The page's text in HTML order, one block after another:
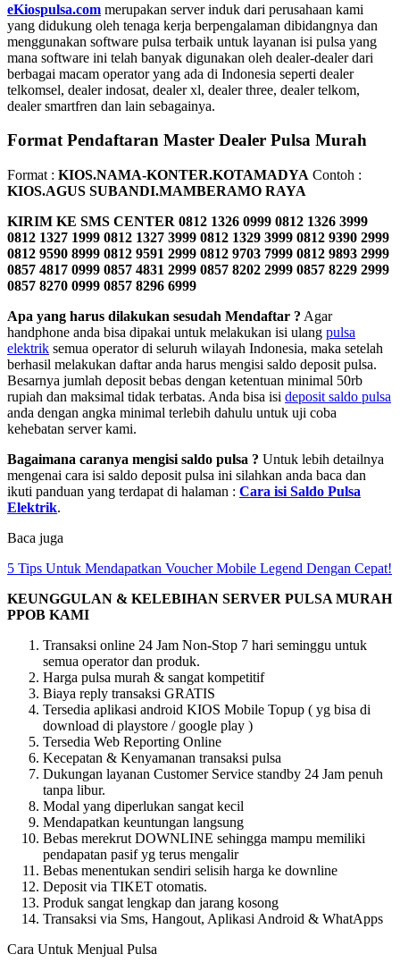
eKiospulsa.com merupakan server induk dari perusahaan kami
yang didukung oleh tenaga kerja berpengalaman dibidangnya dan
menggunakan software pulsa terbaik untuk layanan isi pulsa yang
mana software ini telah banyak digunakan oleh dealer-dealer dari
berbagai macam operator yang ada di Indonesia seperti dealer
telkomsel, dealer indosat, dealer xl, dealer three, dealer telkom,
dealer smartfren dan lain sebagainya.
Format Pendaftaran Master Dealer Pulsa Murah
Format : KIOS.NAMA-KONTER.KOTAMADYA Contoh :
KIOS.AGUS SUBANDI.MAMBERAMO RAYA
KIRIM KE SMS CENTER 0812 1326 0999 0812 1326 3999
0812 1327 1999 0812 1327 3999 0812 1329 3999 0812 9390 2999
0812 9590 8999 0812 9591 2999 0812 9703 7999 0812 9893 2999
0857 4817 0999 0857 4831 2999 0857 8202 2999 0857 8229 2999
0857 8270 0999 0857 8296 6999
Apa yang harus dilakukan sesudah Mendaftar ? Agar
handphone anda bisa dipakai untuk melakukan isi ulang pulsa
elektrik semua operator di seluruh wilayah Indonesia, maka setelah
berhasil melakukan daftar anda harus mengisi saldo deposit pulsa.
Besarnya jumlah deposit bebas dengan ketentuan minimal 50rb
rupiah dan maksimal tidak terbatas. Anda bisa isi deposit saldo pulsa
anda dengan angka minimal terlebih dahulu untuk uji coba
kehebatan server kami.
Bagaimana caranya mengisi saldo pulsa ? Untuk lebih detailnya
mengenai cara isi saldo deposit pulsa ini silahkan anda baca dan
ikuti panduan yang terdapat di halaman : Cara isi Saldo Pulsa
Elektrik.
Baca juga
5 Tips Untuk Mendapatkan Voucher Mobile Legend Dengan Cepat!
KEUNGGULAN & KELEBIHAN SERVER PULSA MURAH
PPOB KAMI
Transaksi online 24 Jam Non-Stop 7 hari seminggu untuk
semua operator dan produk.
Harga pulsa murah & sangat kompetitif
Biaya reply transaksi GRATIS
Tersedia aplikasi android KIOS Mobile Topup ( yg bisa di
download di playstore / google play )
Tersedia Web Reporting Online
Kecepatan & Kenyamanan transaksi pulsa
Dukungan layanan Customer Service standby 24 Jam penuh
tanpa libur.
Modal yang diperlukan sangat kecil
Mendapatkan keuntungan langsung
Bebas merekrut DOWNLINE sehingga mampu memiliki
pendapatan pasif yg terus mengalir
Bebas menentukan sendiri selisih harga ke downline
Deposit via TIKET otomatis.
Produk sangat lengkap dan jarang kosong
Transaksi via Sms, Hangout, Aplikasi Android & WhatApps
Cara Untuk Menjual Pulsa